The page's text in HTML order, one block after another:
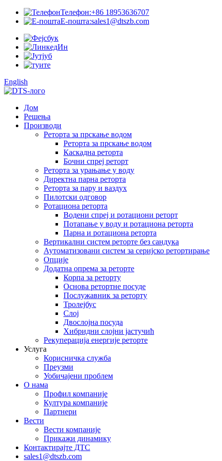
Телефон:+86 18953636707
Е-пошта:sales1@dtszb.com
English
Дом
Решења
Производи
Реторта за прскање водом
Реторта за прскање водом
Каскадна реторта
Бочни спреј реторт
Реторта за урањање у воду
Директна парна реторта
Реторта за пару и ваздух
Пилотски одговор
Ротациона реторта
Водени спреј и ротациони реторт
Потапање у воду и ротациона реторта
Парна и ротациона реторта
Вертикални систем реторте без сандука
Аутоматизовани систем за серијско ретортирање
Опције
Додатна опрема за реторте
Корпа за реторту
Основа ретортне посуде
Послужавник за реторту
Тролејбус
Слој
Двослојна посуда
Хибридни слојни јастучић
Рекуперација енергије реторте
Услуга
Корисничка служба
Преузми
Уобичајени проблем
О нама
Профил компаније
Култура компаније
Партнери
Вести
Вести компаније
Прикажи динамику
Контактирајте ДТС
sales1@dtszb.com